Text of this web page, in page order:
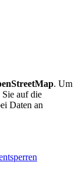
. Um
auf die
Daten an